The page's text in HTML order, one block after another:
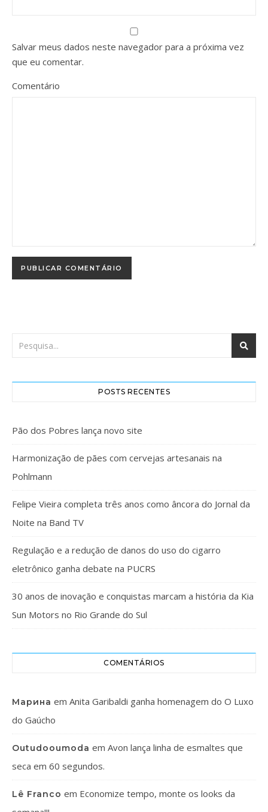
Salvar meus dados neste navegador para a próxima vez
que eu comentar.
Comentário
POSTS RECENTES
Pão dos Pobres lança novo site
Harmonização de pães com cervejas artesanais na
Pohlmann
Felipe Vieira completa três anos como âncora do Jornal da
Noite na Band TV
Regulação e a redução de danos do uso do cigarro
eletrônico ganha debate na PUCRS
30 anos de inovação e conquistas marcam a história da Kia
Sun Motors no Rio Grande do Sul
COMENTÁRIOS
Марина em Anita Garibaldi ganha homenagem do O Luxo
do Gaúcho
Outudooumoda em Avon lança linha de esmaltes que
seca em 60 segundos.
Lê Franco em Economize tempo, monte os looks da